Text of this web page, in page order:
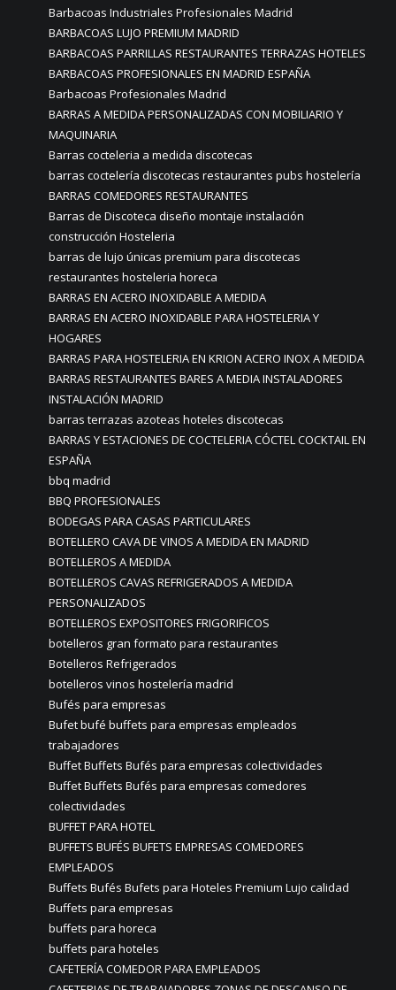
Barbacoas Industriales Profesionales Madrid
BARBACOAS LUJO PREMIUM MADRID
BARBACOAS PARRILLAS RESTAURANTES TERRAZAS HOTELES
BARBACOAS PROFESIONALES EN MADRID ESPAÑA
Barbacoas Profesionales Madrid
BARRAS A MEDIDA PERSONALIZADAS CON MOBILIARIO Y
MAQUINARIA
Barras cocteleria a medida discotecas
barras coctelería discotecas restaurantes pubs hostelería
BARRAS COMEDORES RESTAURANTES
Barras de Discoteca diseño montaje instalación
construcción Hosteleria
barras de lujo únicas premium para discotecas
restaurantes hosteleria horeca
BARRAS EN ACERO INOXIDABLE A MEDIDA
BARRAS EN ACERO INOXIDABLE PARA HOSTELERIA Y
HOGARES
BARRAS PARA HOSTELERIA EN KRION ACERO INOX A MEDIDA
BARRAS RESTAURANTES BARES A MEDIA INSTALADORES
INSTALACIÓN MADRID
barras terrazas azoteas hoteles discotecas
BARRAS Y ESTACIONES DE COCTELERIA CÓCTEL COCKTAIL EN
ESPAÑA
bbq madrid
BBQ PROFESIONALES
BODEGAS PARA CASAS PARTICULARES
BOTELLERO CAVA DE VINOS A MEDIDA EN MADRID
BOTELLEROS A MEDIDA
BOTELLEROS CAVAS REFRIGERADOS A MEDIDA
PERSONALIZADOS
BOTELLEROS EXPOSITORES FRIGORIFICOS
botelleros gran formato para restaurantes
Botelleros Refrigerados
botelleros vinos hostelería madrid
Bufés para empresas
Bufet bufé buffets para empresas empleados
trabajadores
Buffet Buffets Bufés para empresas colectividades
Buffet Buffets Bufés para empresas comedores
colectividades
BUFFET PARA HOTEL
BUFFETS BUFÉS BUFETS EMPRESAS COMEDORES
EMPLEADOS
Buffets Bufés Bufets para Hoteles Premium Lujo calidad
Buffets para empresas
buffets para horeca
buffets para hoteles
CAFETERÍA COMEDOR PARA EMPLEADOS